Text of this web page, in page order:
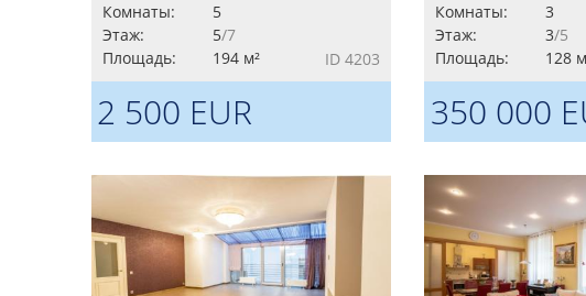
Комнаты:
5
Этаж:
5/7
Площадь:
194 м² ID 4203
2 500 EUR
Комнаты:
3
Этаж:
3/5
Площадь:
128
350 000